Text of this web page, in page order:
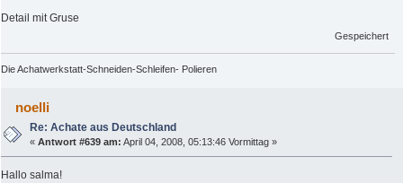
Detail mit Gruse
Gespeichert
Die Achatwerkstatt-Schneiden-Schleifen- Polieren
noelli
Re: Achate aus Deutschland
«Antwort #639 am: April 04, 2008, 05:13:46 Vormittag »
Hallo salma!